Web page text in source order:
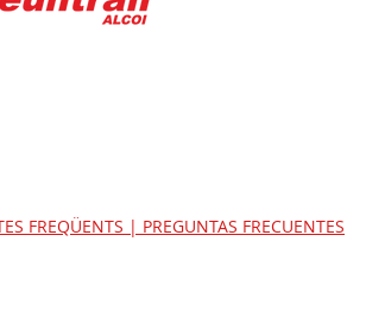
FREQÜENTS | PREGUNTAS FRECUENTES